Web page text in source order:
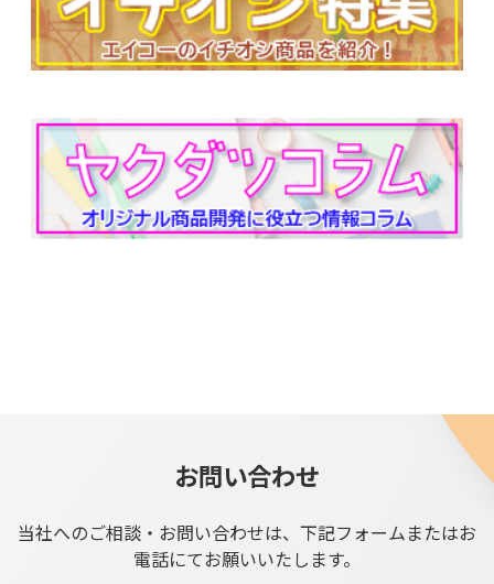
お問い合わせ
当社へのご相談・お問い合わせは、下記フォームまたはお
電話にてお願いいたします。